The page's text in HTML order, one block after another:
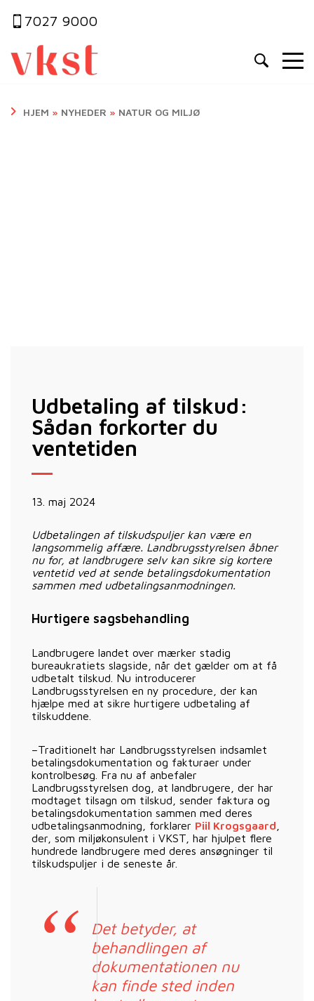
7027 9000
HJEM » NYHEDER » NATUR OG MILJØ
Udbetaling af tilskud:
Sådan forkorter du
ventetiden
13. maj 2024
Udbetalingen af tilskudspuljer kan være en
langsommelig affære. Landbrugsstyrelsen åbner
nu for, at landbrugere selv kan sikre sig kortere
ventetid ved at sende betalingsdokumentation
sammen med udbetalingsanmodningen.
Hurtigere sagsbehandling
Landbrugere landet over mærker stadig
bureaukratiets slagside, når det gælder om at få
udbetalt tilskud. Nu introducerer
Landbrugsstyrelsen en ny procedure, der kan
hjælpe med at sikre hurtigere udbetaling af
tilskuddene.
–Traditionelt har Landbrugsstyrelsen indsamlet
betalingsdokumentation og fakturaer under
kontrolbesøg. Fra nu af anbefaler
Landbrugsstyrelsen dog, at landbrugere, der har
modtaget tilsagn om tilskud, sender faktura og
betalingsdokumentation sammen med deres
udbetalingsanmodning, forklarer Piil Krogsgaard
der, som miljøkonsulent i VKST, har hjulpet flere
hundrede landbrugere med deres ansøgninger til
tilskudspuljer i de seneste år.
Det betyder, at
behandlingen af
dokumentationen nu
kan finde sted inden